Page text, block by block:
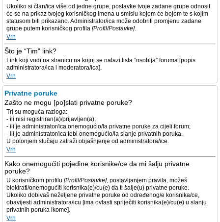
Ukoliko si član/ica više od jedne grupe, postavke tvoje zadane grupe odnosit
će se na prikaz tvojeg korisničkog imena u smislu kojom će bojom te s kojim
statusom biti prikazano. Administrator/ica može odobriti promjenu zadane
grupe putem korisničkog profila [Profil/Postavke].
Vrh
Što je “Tim” link?
Link koji vodi na stranicu na kojoj se nalazi lista “osoblja” foruma [popis
administratora/ica i moderatora/ica].
Vrh
Privatne poruke
Zašto ne mogu [po]slati privatne poruke?
Tri su moguća razloga:
- ili nisi registriran(a)/prijavljen(a);
- ili je administrator/ica onemogućio/la privatne poruke za cijeli forum;
- ili je administrator/ica tebi onemogućio/la slanje privatnih poruka.
U potonjem slučaju zatraži objašnjenje od administratora/ice.
Vrh
Kako onemogućiti pojedine korisnike/ce da mi šalju privatne
poruke?
U korisničkom profilu [Profil/Postavke], postavljanjem pravila, možeš
blokirati/onemogućiti korisnika(e)/cu(e) da ti šalje(u) privatne poruke.
Ukoliko dobivaš neželjene privatne poruke od određenog/e korisnika/ce,
obavijesti administratora/icu [ima ovlasti spriječiti korisnika(e)/cu(e) u slanju
privatnih poruka ikome].
Vrh